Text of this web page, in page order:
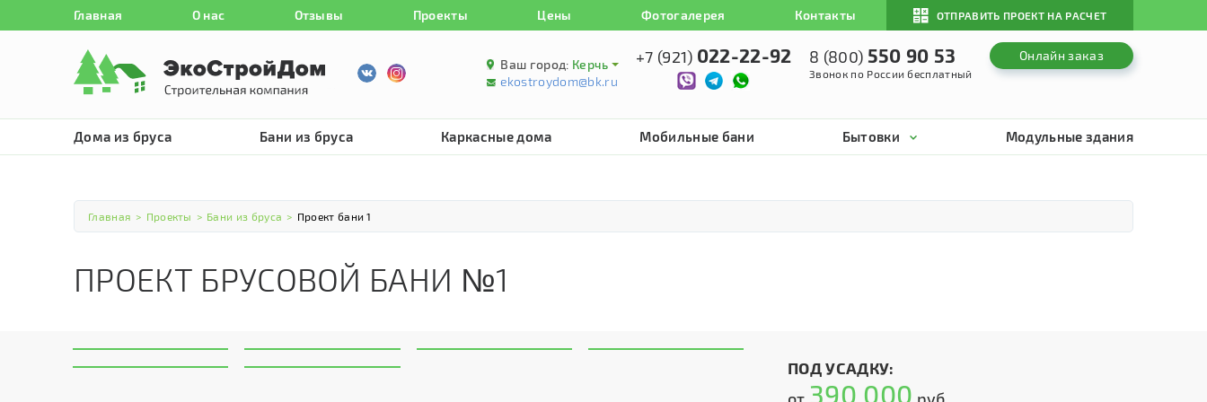
Главная О нас Отзывы Проекты Цены Фотогалерея Контакты ОТПРАВИТЬ ПРОЕКТ НА РАСЧЕТ
Ваш город: Керчь
ekostroydom@bk.ru
+7 (921) 022-22-92 8 (800) 550 90 53
Звонок по России бесплатный
Онлайн заказ
Дома из бруса Бани из бруса Каркасные дома Мобильные бани Бытовки Модульные здания
Главная > Проекты > Бани из бруса > Проект бани 1
ПРОЕКТ БРУСОВОЙ БАНИ №1
ПОД УСАДКУ:
390 000